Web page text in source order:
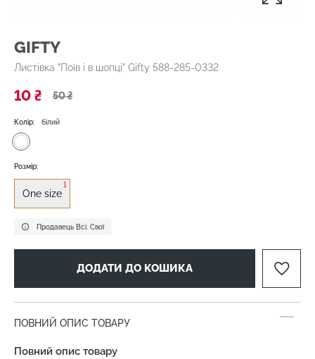
GIFTY
Листівка "Поїв і в шопці" Gifty 588-285-0332
10 ₴ 50 ₴
Продавець Всі. Свої
Колір: білий
Розмір:
One size
1
ДОДАТИ ДО КОШИКА
ПОВНИЙ ОПИС ТОВАРУ
Повний опис товару